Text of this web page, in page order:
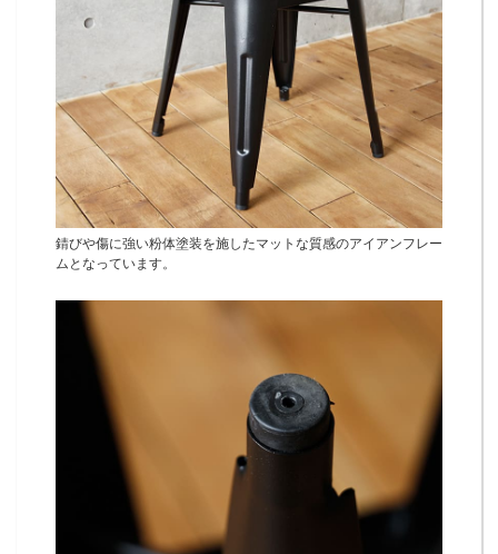
錆びや傷に強い粉体塗装を施したマットな質感のアイアンフレー
ムとなっています。